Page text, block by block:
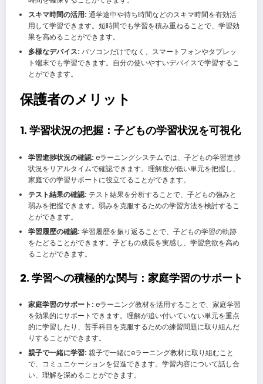
スキマ時間の活用: 通学途中や待ち時間などのスキマ時間を有効活
用して学習できます。短時間でも学習を積み重ねることで、学習効
果を高めることができます。
多様なデバイス: パソコンだけでなく、スマートフォンやタブレッ
ト端末でも学習できます。自分の使いやすいデバイスで学習するこ
とができます。
保護者のメリット
1. 学習状況の把握：子どもの学習状況を可視化
学習進捗状況の確認: eラーニングシステムでは、子どもの学習進捗
状況をリアルタイムで確認できます。理解度が低い単元を把握し、
家庭での学習サポートに役立てることができます。
テスト結果の確認: テスト結果を分析することで、子どもの強みと
弱みを把握できます。弱みを克服するための学習方法を検討するこ
とができます。
学習履歴の確認: 学習履歴を振り返ることで、子どもの学習の軌跡
をたどることができます。子どもの成長を実感し、学習意欲を高め
ることができます。
2. 学習への積極的な関与：家庭学習のサポート
家庭学習のサポート: eラーニング教材を活用することで、家庭学習
を効果的にサポートできます。理解が追い付いていない単元を重点
的に学習したり、苦手科目を克服するための練習問題に取り組んだ
りすることができます。
親子で一緒に学習: 親子で一緒にeラーニング教材に取り組むこと
で、コミュニケーションを促進できます。学習内容について話し合
い、理解を深めることができます。